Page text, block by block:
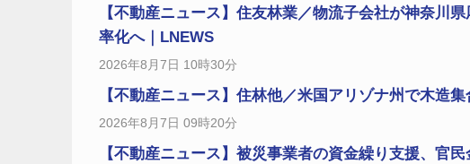
【不動産ニュース】住友林業／物流子会社が神奈川
率化へ｜LNEWS
2026年8月7日 10時30分
【不動産ニュース】住林他／米国アリゾナ州で木造
2026年8月7日 09時20分
【不動産ニュース】被災事業者の資金繰り支援、官